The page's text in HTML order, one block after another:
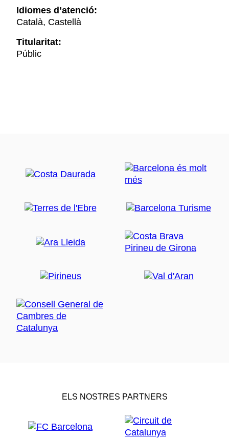
Idiomes d’atenció:
Català, Castellà
Titularitat:
Públic
ELS NOSTRES PARTNERS